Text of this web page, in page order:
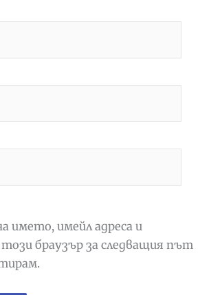
името, имейл адреса и
браузър за следващия път